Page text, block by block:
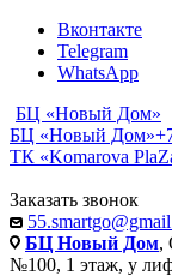
Вконтакте
Telegram
WhatsApp
БЦ «Новый Дом»
БЦ «Новый Дом»
ТК «Komarova
Заказать звонок
БЦ Новый Дом,
№100, 1 этаж, у